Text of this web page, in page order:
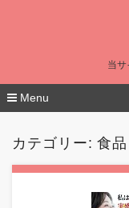
当
Menu
カテゴリー:食品